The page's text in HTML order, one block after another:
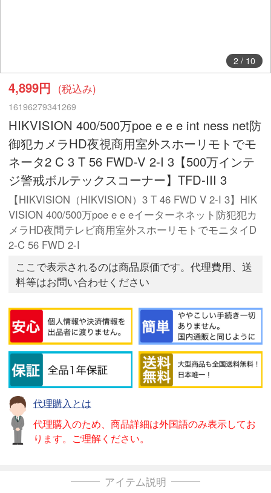
2/ 10
4,899円 (税込み)
16196279341269
HIKVISION 400/500万poe e e e int ness net防
御犯カメラHD夜視商用室外スホーリモトでモ
ネータ2 C 3 T 56 FWD-V 2-I 3【500万インテ
ジ警戒ボルテックスコーナー】TFD-III 3
【HIKVISION（HIKVISION）3 T 46 FWD V 2-I 3】HIK
VISION 400/500万poe e e eイーターネネット防犯犯カ
メラHD夜間テレビ商用室外スホーリモトでモニタイD
2-C 56 FWD 2-I
ここで表示されるのは商品原価です。代理費用、送
料等はお問い合わせください
代理購入とは
代理購入のため、商品詳細は外国語のみ表示してお
ります。ご理解ください。
アイテム説明